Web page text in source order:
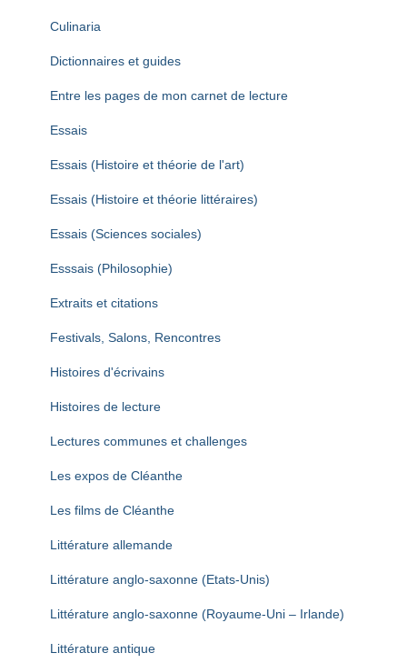
Culinaria
Dictionnaires et guides
Entre les pages de mon carnet de lecture
Essais
Essais (Histoire et théorie de l'art)
Essais (Histoire et théorie littéraires)
Essais (Sciences sociales)
Esssais (Philosophie)
Extraits et citations
Festivals, Salons, Rencontres
Histoires d'écrivains
Histoires de lecture
Lectures communes et challenges
Les expos de Cléanthe
Les films de Cléanthe
Littérature allemande
Littérature anglo-saxonne (Etats-Unis)
Littérature anglo-saxonne (Royaume-Uni – Irlande)
Littérature antique